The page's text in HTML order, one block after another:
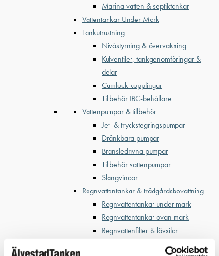
Marina vatten & septiktankar
Vattentankar Under Mark
Tankutrustning
Nivåstyrning & övervakning
Kulventiler, tankgenomföringar &
delar
Camlock kopplingar
Tillbehör IBC-behållare
Vattenpumpar & tillbehör
Jet- & tryckstegringspumpar
Dränkbara pumpar
Bränsledrivna pumpar
Tillbehör vattenpumpar
Slangvindor
Regnvattentankar & trädgårdsbevattning
Regnvattentankar under mark
Regnvattentankar ovan mark
Regnvattenfilter & lövsilar